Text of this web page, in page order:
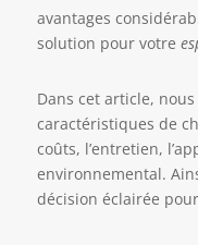
avantages
solution pour votre
Dans cet article,
caractéristiques de
coûts, l’entretien,
environnemental.
décision éclairée